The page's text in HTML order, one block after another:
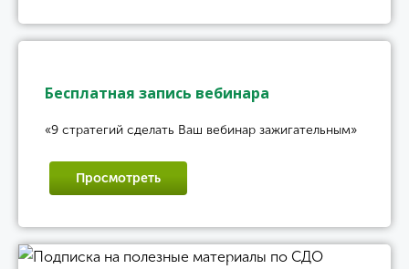
Бесплатная запись вебинара
«9 стратегий сделать Ваш вебинар зажигательным»
Просмотреть